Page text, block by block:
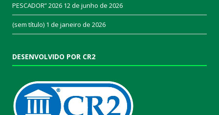
PESCADOR” 2026 12 de junho de 2026
(sem título) 1 de janeiro de 2026
DESENVOLVIDO POR CR2